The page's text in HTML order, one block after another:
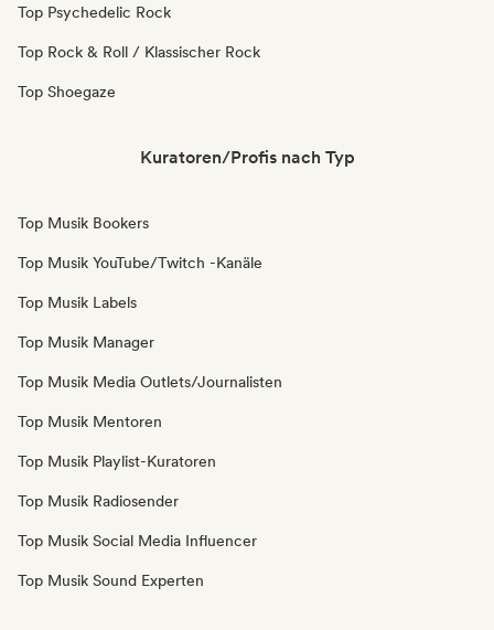
Top Psychedelic Rock
Top Rock & Roll / Klassischer Rock
Top Shoegaze
Kuratoren/Profis nach Typ
Top Musik Bookers
Top Musik YouTube/Twitch -Kanäle
Top Musik Labels
Top Musik Manager
Top Musik Media Outlets/Journalisten
Top Musik Mentoren
Top Musik Playlist-Kuratoren
Top Musik Radiosender
Top Musik Social Media Influencer
Top Musik Sound Experten